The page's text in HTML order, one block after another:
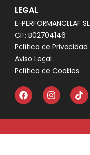
LEGAL
E-PERFORMANCELAF SL
CIF: B02704146
Política de Privacidad
Aviso Legal
Política de Cookies